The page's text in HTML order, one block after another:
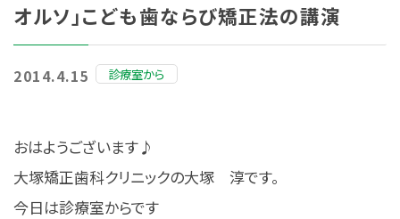
オルソ」こども歯ならび矯正法の講演
2014.4.15 診療室から
おはようございます♪
大塚矯正歯科クリニックの大塚 淳です。
今日は診療室からです